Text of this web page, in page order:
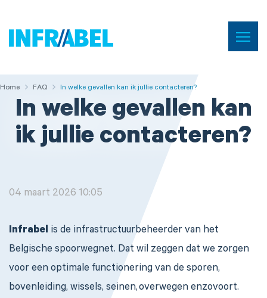
Home Menu
Home FAQ
Home FAQ In welke gevallen kan ik jullie contacteren?
In welke gevallen kan
ik jullie contacteren?
04 maart 2026 10:05
Infrabel is de infrastructuurbeheerder van het
Belgische spoorwegnet. Dat wil zeggen dat we zorgen
voor een optimale functionering van de sporen,
bovenleiding, wissels, seinen, overwegen enzovoort.